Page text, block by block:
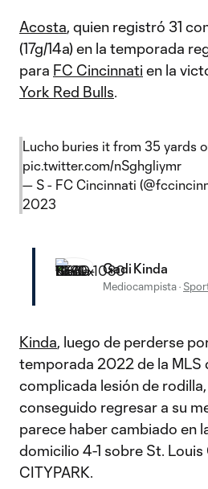
Acosta, quien registró 31
(17g/14a) en la temporada
para FC Cincinnati en la
York Red Bulls.
Lucho buries it from 35 yards
pic.twitter.com/nSghgliymr
— S - FC Cincinnati
2023
Gadi Kinda
Mediocampista·
Kinda, luego de perderse
temporada 2022 de la MLS
complicada lesión de
conseguido regresar a su
parece haber cambiado en
domicilio 4-1 sobre St. Louis
CITYPARK.